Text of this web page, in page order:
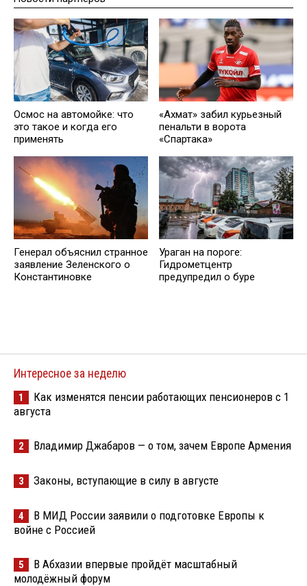
Осмос на автомойке: что
это такое и когда его
применять
«Ахмат» забил курьезный
пенальти в ворота
«Спартака»
Генерал объяснил странное
заявление Зеленского о
Константиновке
Ураган на пороге:
Гидрометцентр
предупредил о буре
Интересное за неделю
1
Как изменятся пенсии работающих пенсионеров с 1
августа
2 Владимир Джабаров — о том, зачем Европе Армения
3 Законы, вступающие в силу в августе
4
В МИД России заявили о подготовке Европы к
войне с Россией
5
В Абхазии впервые пройдёт масштабный
молодёжный форум